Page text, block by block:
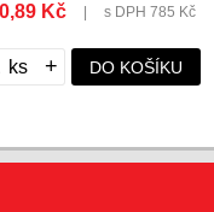
Kč s DPH 785 Kč
+ DO KOŠÍKU